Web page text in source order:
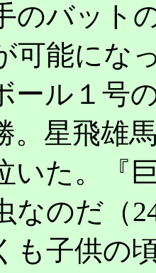
のバット
可能にな
ル１号
。星飛雄
いた。『
なのだ（
子供の